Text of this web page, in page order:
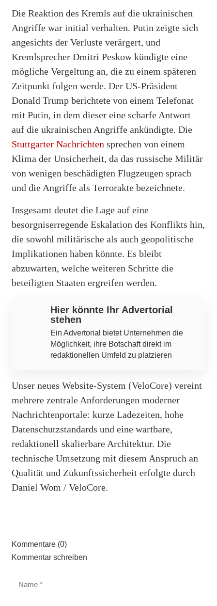
Die Reaktion des Kremls auf die ukrainischen
Angriffe war initial verhalten. Putin zeigte sich
angesichts der Verluste verärgert, und
Kremlsprecher Dmitri Peskow kündigte eine
mögliche Vergeltung an, die zu einem späteren
Zeitpunkt folgen werde. Der US-Präsident
Donald Trump berichtete von einem Telefonat
mit Putin, in dem dieser eine scharfe Antwort
auf die ukrainischen Angriffe ankündigte. Die
Stuttgarter Nachrichten sprechen von einem
Klima der Unsicherheit, da das russische Militär
von wenigen beschädigten Flugzeugen sprach
und die Angriffe als Terrorakte bezeichnete.
Insgesamt deutet die Lage auf eine
besorgniserregende Eskalation des Konflikts hin,
die sowohl militärische als auch geopolitische
Implikationen haben könnte. Es bleibt
abzuwarten, welche weiteren Schritte die
beteiligten Staaten ergreifen werden.
Hier könnte Ihr Advertorial
stehen
Ein Advertorial bietet Unternehmen die
Möglichkeit, ihre Botschaft direkt im
redaktionellen Umfeld zu platzieren
Unser neues Website-System (VeloCore) vereint
mehrere zentrale Anforderungen moderner
Nachrichtenportale: kurze Ladezeiten, hohe
Datenschutzstandards und eine wartbare,
redaktionell skalierbare Architektur. Die
technische Umsetzung mit diesem Anspruch an
Qualität und Zukunftssicherheit erfolgte durch
Daniel Wom / VeloCore.
Kommentare (0)
Kommentar schreiben